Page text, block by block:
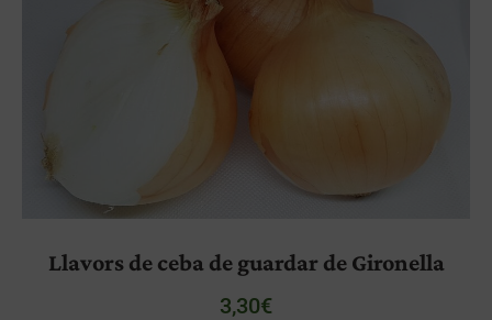
Llavors de ceba de guardar de Gironella
3,30€